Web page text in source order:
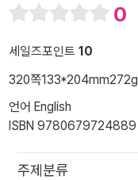
0
세일즈포인트 10
320쪽133*204mm272g
언어 English
ISBN 9780679724889
주제분류